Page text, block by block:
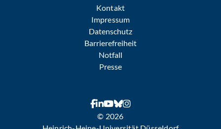
Kontakt
Impressum
Datenschutz
Barrierefreiheit
Notfall
Presse
© 2026